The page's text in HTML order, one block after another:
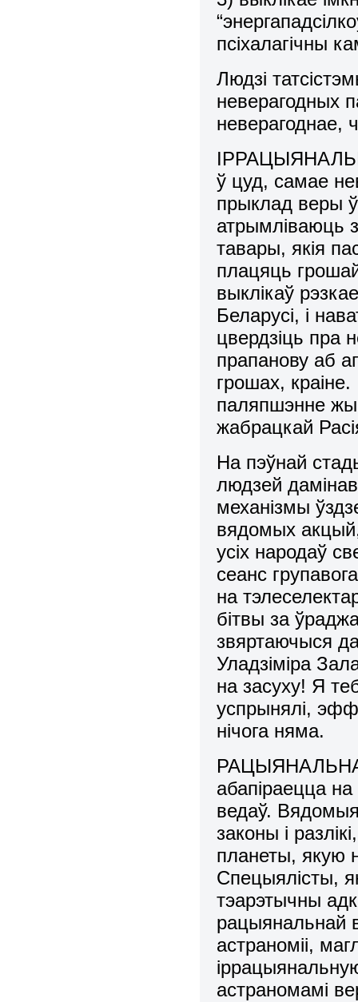
псіхалагічны
Людзі
неверагодных
неверагоднае,
ў цуд, самае
прыклад веры ў
атрымліваюць
тавары, якія
плацяць
выклікаў
Беларусі, і
цвердзіць пра
прапанову аб
грошах,
паляпшэнне
жабрацкай
На пэўнай
людзей
механізмы
вядомых
усіх народаў
сеанс
на
бітвы за
звяртаючыся
Уладзіміра
на засуху! Я
успрынялі,
нічога няма.
абапіраецца
ведаў.
законы і
планеты, якую
Спецыялісты,
тэарэтычны
рацыянальнай
астраноміі,
астраномамі